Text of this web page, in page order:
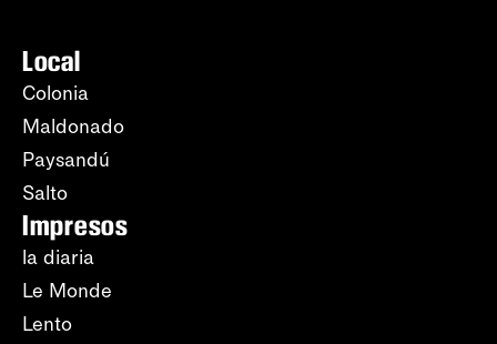
Local
Colonia
Maldonado
Paysandú
Salto
Impresos
la diaria
Le Monde
Lento